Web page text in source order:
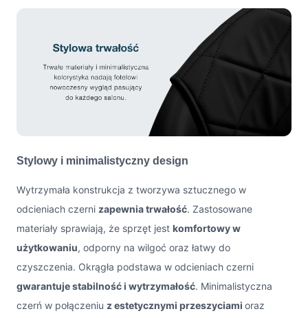
Stylowy i minimalistyczny design
Wytrzymała konstrukcja z tworzywa sztucznego w
odcieniach czerni zapewnia trwałość. Zastosowane
materiały sprawiają, że sprzęt jest komfortowy w
użytkowaniu, odporny na wilgoć oraz łatwy do
czyszczenia. Okrągła podstawa w odcieniach czerni
gwarantuje stabilność i wytrzymałość. Minimalistyczna
czerń w połączeniu z estetycznymi przeszyciami oraz